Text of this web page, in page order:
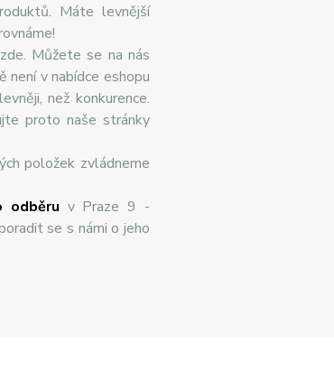
Máte levnější
Můžete se na nás
v nabídce eshopu
než konkurence.
proto naše stránky
položek zvládneme
odběru v Praze 9 -
se s námi o jeho